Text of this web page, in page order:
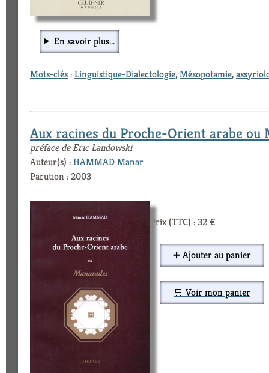
En savoir plus...
Mots-clés:Linguistique-Dialectologie,Mésopotamie,
Aux racines du Proche-Orient arabe ou
préface de Eric Landowski
Auteur(s) :HAMMAD Manar
Parution : 2003
Prix (TTC) : 32 €
➕ Ajouter au panier
🛒 Voir mon panier